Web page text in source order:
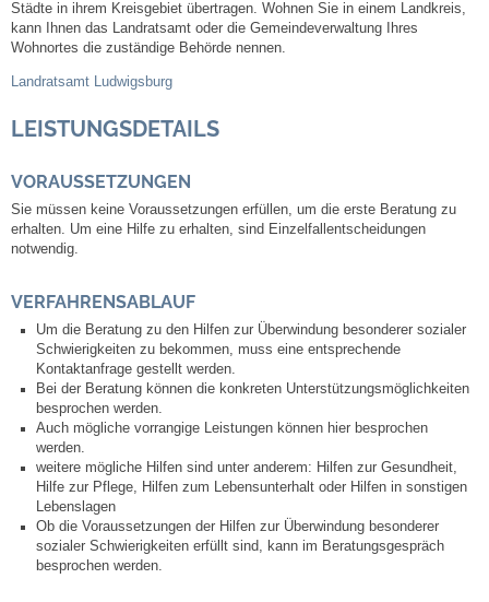
Gemeindeverwaltung
Ortsrecht
Bürgerservice
Gemeinderat
Sitzungsberichte
Ratsinfo
Gutachterausschuss
Städte in ihrem Kreisgebiet übertragen. Wohnen Sie in einem Landkreis,
kann Ihnen das Landratsamt oder die Gemeindeverwaltung Ihres
Wohnortes die zuständige Behörde nennen.
Landratsamt Ludwigsburg
LEISTUNGSDETAILS
VORAUSSETZUNGEN
Sie müssen keine Voraussetzungen erfüllen, um die erste Beratung zu
erhalten. Um eine Hilfe zu erhalten, sind Einzelfallentscheidungen
notwendig.
VERFAHRENSABLAUF
Um die Beratung zu den Hilfen zur Überwindung besonderer sozialer
Schwierigkeiten zu bekommen, muss eine entsprechende
Kontaktanfrage gestellt werden.
Bei der Beratung können die konkreten Unterstützungsmöglichkeiten
besprochen werden.
Auch mögliche vorrangige Leistungen können hier besprochen
werden.
weitere mögliche Hilfen sind unter anderem: Hilfen zur Gesundheit,
Hilfe zur Pflege, Hilfen zum Lebensunterhalt oder Hilfen in sonstigen
Lebenslagen
Ob die Voraussetzungen der Hilfen zur Überwindung besonderer
sozialer Schwierigkeiten erfüllt sind, kann im Beratungsgespräch
besprochen werden.